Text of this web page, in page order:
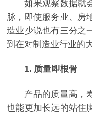
如果观察数据就
脉，即使服务业、房
造业少说也有三分之
到在对制造业行业的
1. 质量即根骨
产品的质量高，
也能更加长远的站住